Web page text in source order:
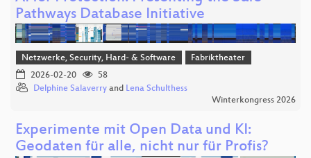
Pathways Database Initiative
Netzwerke, Security, Hard- & Software
Fabriktheater
2026-02-20
58
Delphine Salaverry and Lena Schulthess
Winterkongress 2026
Experimente mit Open Data und KI:
Geodaten für alle, nicht nur für Profis?